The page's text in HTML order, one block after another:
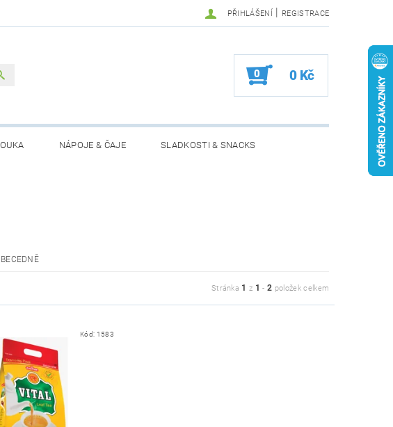
PŘIHLÁŠENÍ | REGISTRACE
0 0 Kč
NÁPOJE & ČAJE SLADKOSTI & SNACKS
Stránka 1 z 1 -2 položek celkem
Kód: 1583